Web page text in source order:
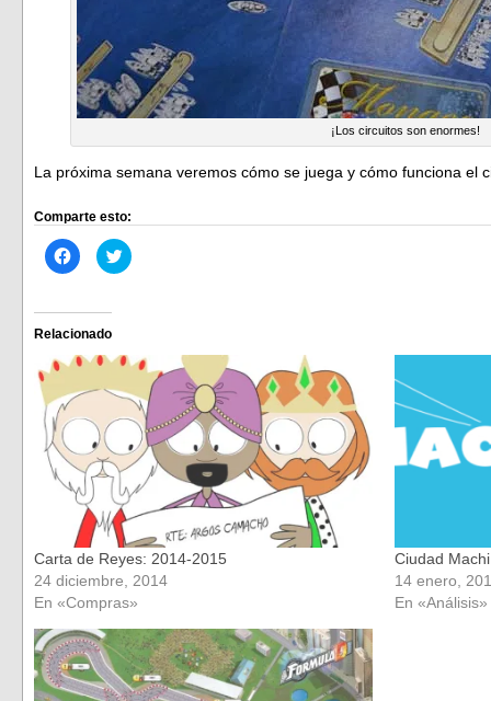
¡Los circuitos son enormes!
La próxima semana veremos cómo se juega y cómo funciona el
Comparte esto:
Haz
clic
Facebook
(Se
abre
en
una
nueva)
Haz
clic
en
una
ventana
nueva)
Relacionado
Carta de Reyes: 2014-2015
24 diciembre, 2014
En «Compras»
Ciudad
14 enero,
En «Análisis»